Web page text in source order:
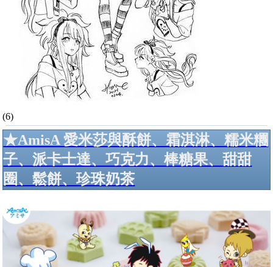
(6)
★AmisA 愛米莎與酥餅、霜淇淋、糯米糰
子、派卡士達、巧克力、棒糖果、甜甜
圈、鬆餅、珍珠奶茶